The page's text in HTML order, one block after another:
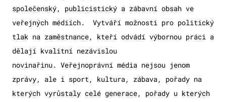
společenský, publicistický a zábavní obsah ve
veřejných médiích. Vytváří možnosti pro politický
tlak na zaměstnance, kteří odvádí výbornou práci a
dělají kvalitní nezávislou
novinařinu. Veřejnoprávní média nejsou jenom
zprávy, ale i sport, kultura, zábava, pořady na
kterých vyrůstaly celé generace, pořady u kterých